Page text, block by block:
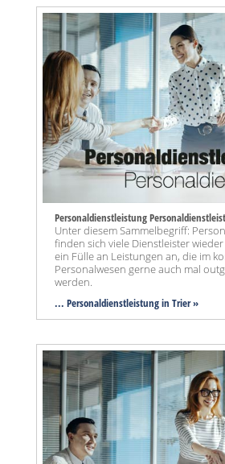
Personaldienstleistung
Unter diesem Sammelbegriff:
finden sich viele Dienstleister
ein Fülle an Leistungen an, die im
Personalwesen gerne auch mal
werden.
... Personaldienstleistung in Trier »